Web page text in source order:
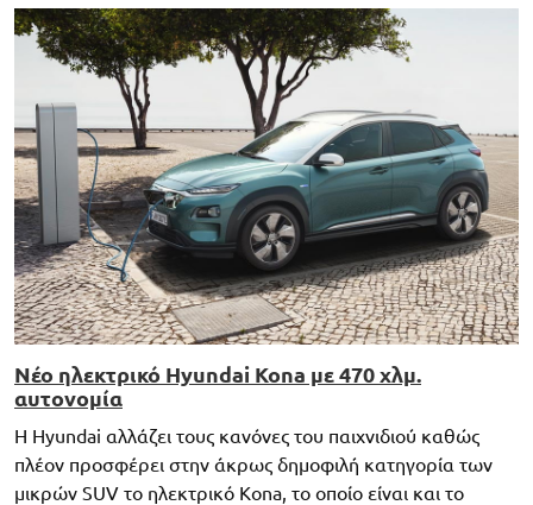
Νέο ηλεκτρικό Hyundai Kona με 470 χλμ.
αυτονομία
Η Hyundai αλλάζει τους κανόνες του παιχνιδιού καθώς
πλέον προσφέρει στην άκρως δημοφιλή κατηγορία των
μικρών SUV το ηλεκτρικό Kona, το οποίο είναι και το